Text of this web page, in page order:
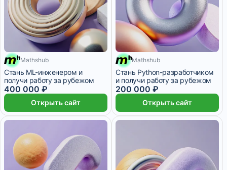
20 958 ₽/мес
Mathshub
Стань ML-инженером и
получи работу за рубежом
400 000 ₽
Открыть сайт
16 700 ₽/мес
Mathshub
Стань Python-разработчиком
и получи работу за рубежом
200 000 ₽
Открыть сайт